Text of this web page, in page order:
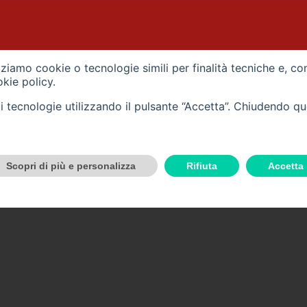
cookie o tecnologie simili per finalità tecniche e,
policy.
tecnologie utilizzando il pulsante “Accetta”. Chiudendo
Scopri di più e personalizza Rifiuta Accetta